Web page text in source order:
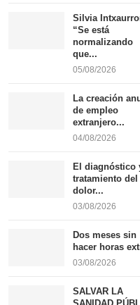
INFORMACIÓN
Quiénes somos
Publicidad tarifas
Silvia
“Se está
normalizando
que...
05/08/2026
La creación
de empleo
extranjero...
04/08/2026
El diagnóstico
tratamiento del
dolor...
03/08/2026
Dos meses sin
hacer horas
03/08/2026
SALVAR LA